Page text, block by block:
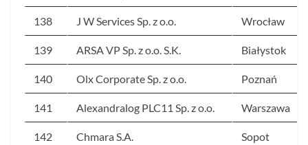
138 J W Services Sp. z o.o. Wrocław
139 ARSA VP Sp. z o.o. S.K. Białystok
140 Olx Corporate Sp. z o.o. Poznań
141 Alexandralog PLC11 Sp. z o.o. Warszawa
142 Chmara S.A. Sopot